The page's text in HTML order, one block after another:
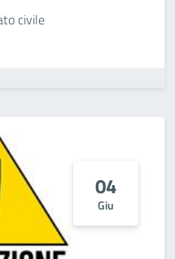
civile
04
Giu